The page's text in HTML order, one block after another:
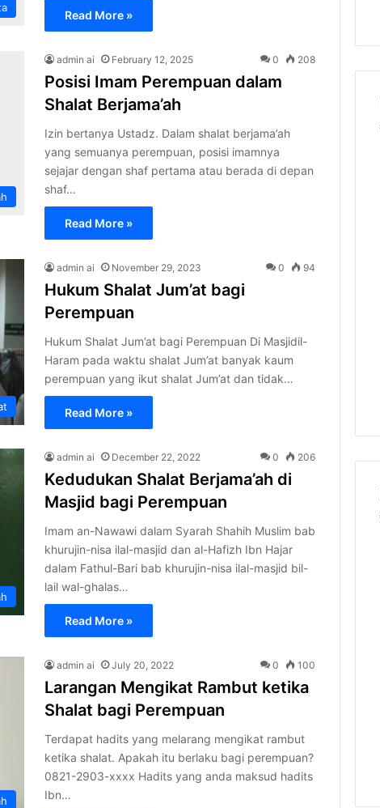
Read More »
admin ai February 12, 2025 0 208
Posisi Imam Perempuan dalam
Shalat Berjama’ah
Izin bertanya Ustadz. Dalam shalat berjama’ah
yang semuanya perempuan, posisi imamnya
sejajar dengan shaf pertama atau berada di depan
shaf…
Read More »
admin ai November 29, 2023 0 94
Hukum Shalat Jum’at bagi
Perempuan
Hukum Shalat Jum’at bagi Perempuan Di Masjidil-
Haram pada waktu shalat Jum’at banyak kaum
perempuan yang ikut shalat Jum’at dan tidak…
Read More »
admin ai December 22, 2022 0 206
Kedudukan Shalat Berjama’ah di
Masjid bagi Perempuan
Imam an-Nawawi dalam Syarah Shahih Muslim bab
khurujin-nisa ilal-masjid dan al-Hafizh Ibn Hajar
dalam Fathul-Bari bab khurujin-nisa ilal-masjid bil-
lail wal-ghalas…
Read More »
admin ai July 20, 2022 0 100
Larangan Mengikat Rambut ketika
Shalat bagi Perempuan
Terdapat hadits yang melarang mengikat rambut
ketika shalat. Apakah itu berlaku bagi perempuan?
0821-2903-xxxx Hadits yang anda maksud hadits
Ibn…